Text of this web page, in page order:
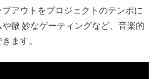
アウトをプロジェクトのテンポに
微 妙なゲーティングなど、音楽的
ます。